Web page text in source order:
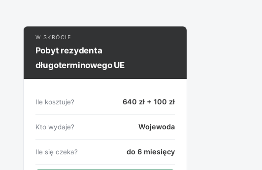
W SKRÓCIE
Pobyt rezydenta
długoterminowego UE
Ile kosztuje? 640 zł + 100 zł
Kto wydaje? Wojewoda
Ile się czeka? do 6 miesięcy